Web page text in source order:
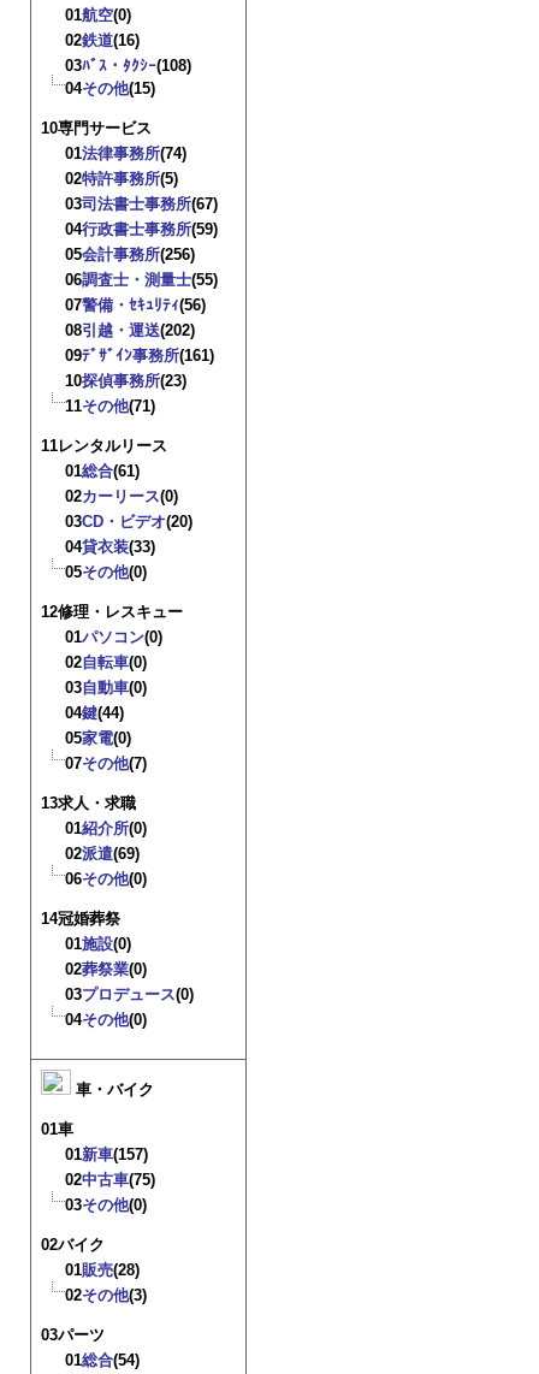
01航空(0)
02鉄道(16)
03ﾊﾞｽ・ﾀｸｼｰ(108)
04その他(15)
10専門サービス
01法律事務所(74)
02特許事務所(5)
03司法書士事務所(67)
04行政書士事務所(59)
05会計事務所(256)
06調査士・測量士(55)
07警備・ｾｷｭﾘﾃｨ(56)
08引越・運送(202)
09ﾃﾞｻﾞｲﾝ事務所(161)
10探偵事務所(23)
11その他(71)
11レンタルリース
01総合(61)
02カーリース(0)
03CD・ビデオ(20)
04貸衣装(33)
05その他(0)
12修理・レスキュー
01パソコン(0)
02自転車(0)
03自動車(0)
04鍵(44)
05家電(0)
07その他(7)
13求人・求職
01紹介所(0)
02派遣(69)
06その他(0)
14冠婚葬祭
01施設(0)
02葬祭業(0)
03プロデュース(0)
04その他(0)
車・バイク
01車
01新車(157)
02中古車(75)
03その他(0)
02バイク
01販売(28)
02その他(3)
03パーツ
01総合(54)